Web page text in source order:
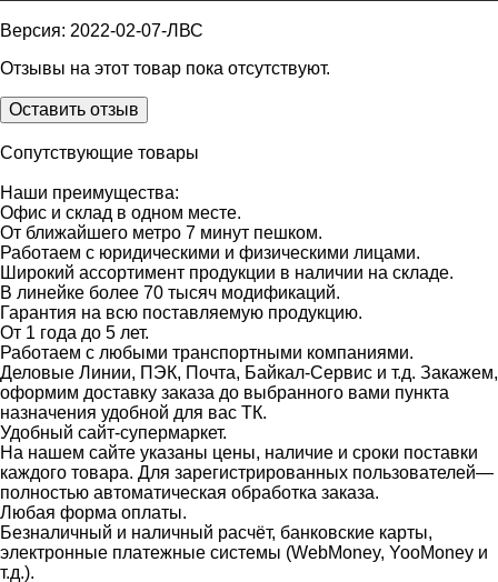
Версия: 2022-02-07-ЛВС
Отзывы на этот товар пока отсутствуют.
Оставить отзыв
Сопутствующие товары
Наши преимущества:
Офис и склад в одном месте.
От ближайшего метро 7 минут пешком.
Работаем с юридическими и физическими лицами.
Широкий ассортимент продукции в наличии на складе.
В линейке более 70 тысяч модификаций.
Гарантия на всю поставляемую продукцию.
От 1 года до 5 лет.
Работаем с любыми транспортными компаниями.
Деловые Линии, ПЭК, Почта, Байкал-Сервис и т.д. Закажем,
оформим доставку заказа до выбранного вами пункта
назначения удобной для вас ТК.
Удобный сайт-супермаркет.
На нашем сайте указаны цены, наличие и сроки поставки
каждого товара. Для зарегистрированных пользователей—
полностью автоматическая обработка заказа.
Любая форма оплаты.
Безналичный и наличный расчёт, банковские карты,
электронные платежные системы (WebMoney, YooMoney и
т.д.).